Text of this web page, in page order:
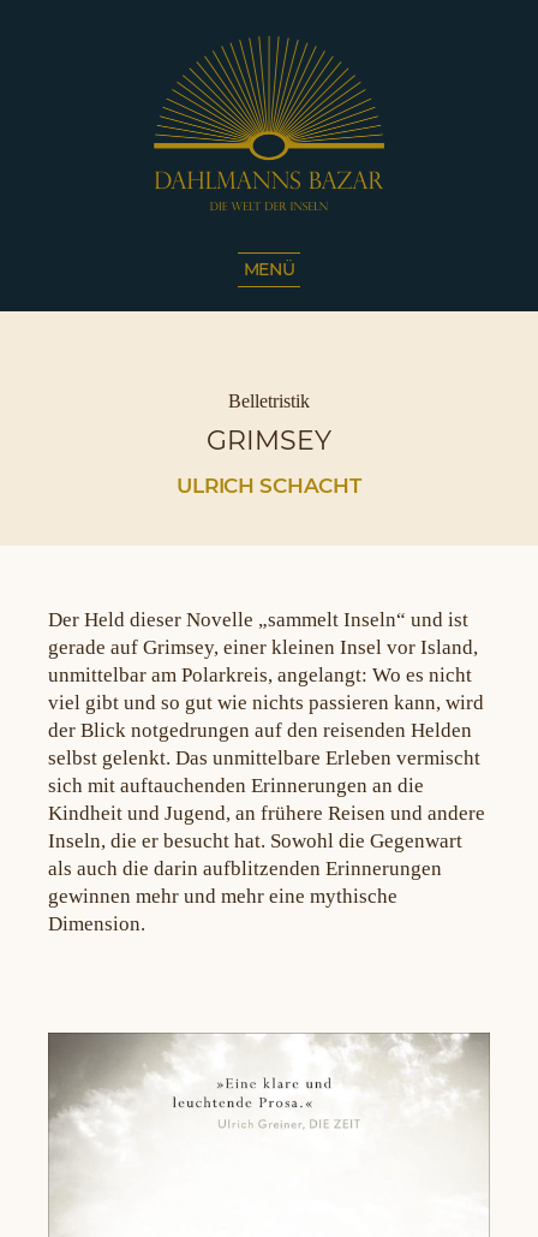
Die
Sassnitz
MENÜ
Kategorien
Belletristik
GRIMSEY
ULRICH SCHACHT
Der Held dieser Novelle „sammelt Inseln“ und ist
gerade auf Grimsey, einer kleinen Insel vor Island,
unmittelbar am Polarkreis, angelangt: Wo es nicht
viel gibt und so gut wie nichts passieren kann, wird
der Blick notgedrungen auf den reisenden Helden
selbst gelenkt. Das unmittelbare Erleben vermischt
sich mit auftauchenden Erinnerungen an die
Kindheit und Jugend, an frühere Reisen und andere
Inseln, die er besucht hat. Sowohl die Gegenwart
als auch die darin aufblitzenden Erinnerungen
gewinnen mehr und mehr eine mythische
Dimension.